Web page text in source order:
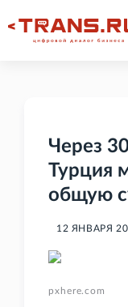
Через
Турция
общую
12 ЯНВАРЯ
pxhere.com